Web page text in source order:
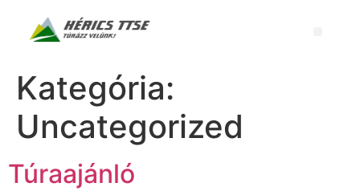
Kategória:
Uncategorized
Túraajánló